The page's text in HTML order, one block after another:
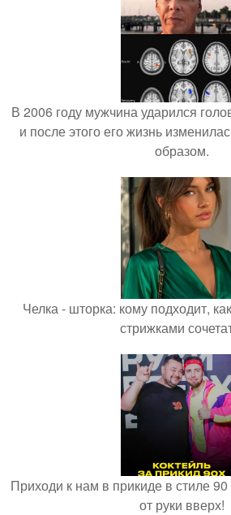
В 2006 году мужчина ударился
и после этого его жизнь
образом.
Челка - шторка: кому подходит,
стрижками
Приходи к нам в прикиде в стиле
от руки вверх!